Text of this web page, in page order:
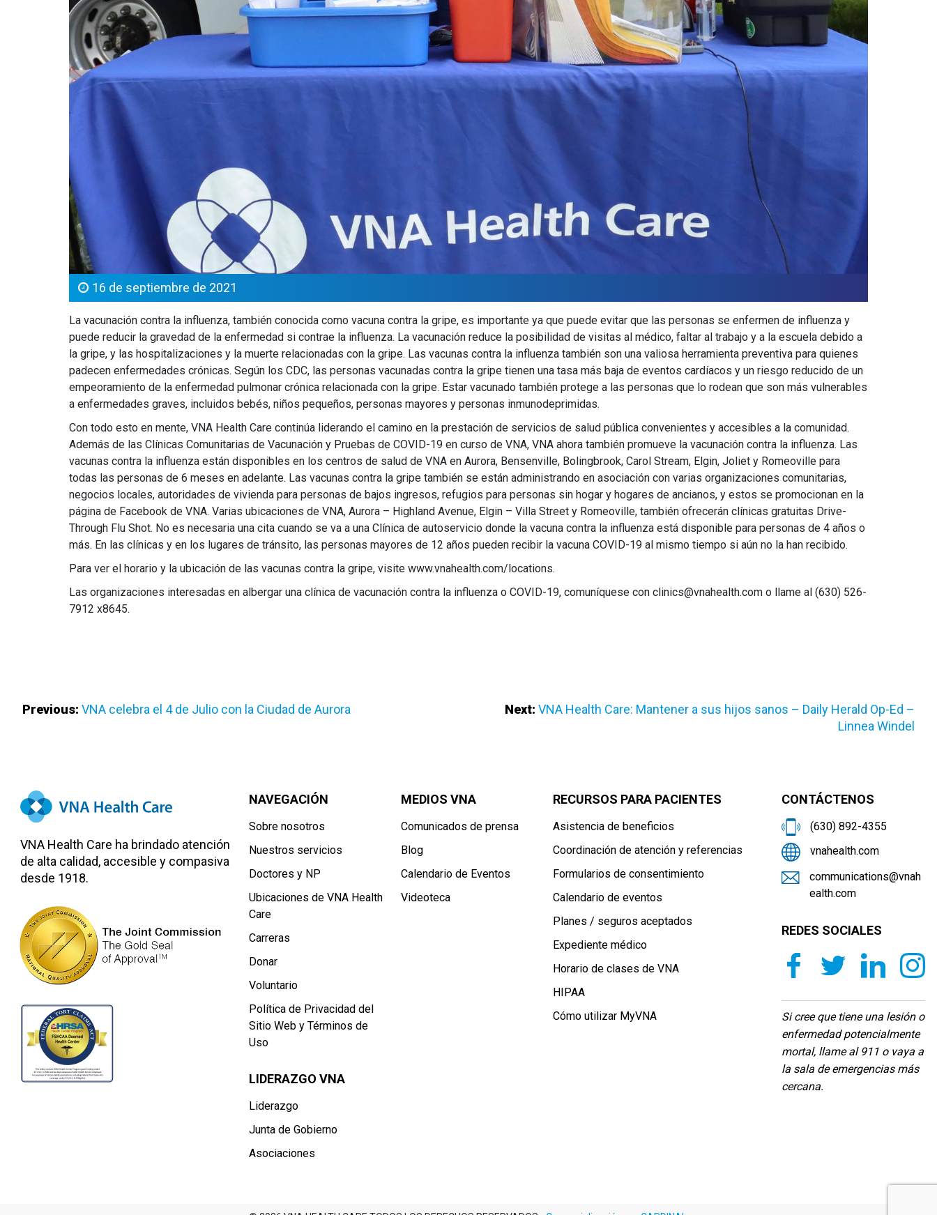
16 de septiembre de 2021
La vacunación contra la influenza, también conocida como vacuna contra la gripe, es importante ya que puede evitar que las personas se enfermen de influenza y
puede reducir la gravedad de la enfermedad si contrae la influenza. La vacunación reduce la posibilidad de visitas al médico, faltar al trabajo y a la escuela debido a
la gripe, y las hospitalizaciones y la muerte relacionadas con la gripe. Las vacunas contra la influenza también son una valiosa herramienta preventiva para quienes
padecen enfermedades crónicas. Según los CDC, las personas vacunadas contra la gripe tienen una tasa más baja de eventos cardíacos y un riesgo reducido de un
empeoramiento de la enfermedad pulmonar crónica relacionada con la gripe. Estar vacunado también protege a las personas que lo rodean que son más vulnerables
a enfermedades graves, incluidos bebés, niños pequeños, personas mayores y personas inmunodeprimidas.
Con todo esto en mente, VNA Health Care continúa liderando el camino en la prestación de servicios de salud pública convenientes y accesibles a la comunidad.
Además de las Clínicas Comunitarias de Vacunación y Pruebas de COVID-19 en curso de VNA, VNA ahora también promueve la vacunación contra la influenza. Las
vacunas contra la influenza están disponibles en los centros de salud de VNA en Aurora, Bensenville, Bolingbrook, Carol Stream, Elgin, Joliet y Romeoville para
todas las personas de 6 meses en adelante. Las vacunas contra la gripe también se están administrando en asociación con varias organizaciones comunitarias,
negocios locales, autoridades de vivienda para personas de bajos ingresos, refugios para personas sin hogar y hogares de ancianos, y estos se promocionan en la
página de Facebook de VNA. Varias ubicaciones de VNA, Aurora – Highland Avenue, Elgin – Villa Street y Romeoville, también ofrecerán clínicas gratuitas Drive-
Through Flu Shot. No es necesaria una cita cuando se va a una Clínica de autoservicio donde la vacuna contra la influenza está disponible para personas de 4 años o
más. En las clínicas y en los lugares de tránsito, las personas mayores de 12 años pueden recibir la vacuna COVID-19 al mismo tiempo si aún no la han recibido.
Para ver el horario y la ubicación de las vacunas contra la gripe, visite www.vnahealth.com/locations.
Las organizaciones interesadas en albergar una clínica de vacunación contra la influenza o COVID-19, comuníquese con clinics@vnahealth.com o llame al (630) 526-
7912 x8645.
Entradas
Previous: VNA celebra el 4 de Julio con la Ciudad de Aurora Next: VNA Health Care: Mantener a sus hijos sanos – Daily Herald Op-Ed –
Linnea Windel
VNA Health Care ha brindado atención
de alta calidad, accesible y compasiva
desde 1918.
NAVEGACIÓN
Sobre nosotros
Nuestros servicios
Doctores y NP
Ubicaciones de VNA Health
Care
Carreras
Donar
Voluntario
Política de Privacidad del
Sitio Web y Términos de
Uso
LIDERAZGO VNA
Liderazgo
Junta de Gobierno
Asociaciones
MEDIOS VNA
Comunicados de prensa
Blog
Calendario de Eventos
Videoteca
RECURSOS PARA PACIENTES
Asistencia de beneficios
Coordinación de atención y referencias
Formularios de consentimiento
Calendario de eventos
Planes / seguros aceptados
Expediente médico
Horario de clases de VNA
HIPAA
Cómo utilizar MyVNA
CONTÁCTENOS
(630) 892-4355
vnahealth.com
communications@vnah
ealth.com
REDES SOCIALES
Si cree que tiene una lesión o
enfermedad potencialmente
mortal, llame al 911 o vaya a
la sala de emergencias más
cercana.